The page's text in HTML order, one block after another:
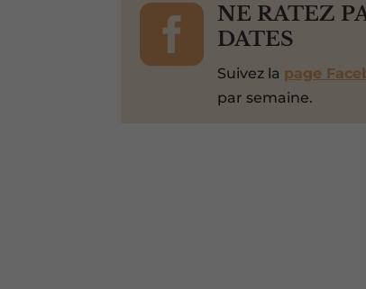

NE RATEZ
DATES
Suivez la page
par semaine.